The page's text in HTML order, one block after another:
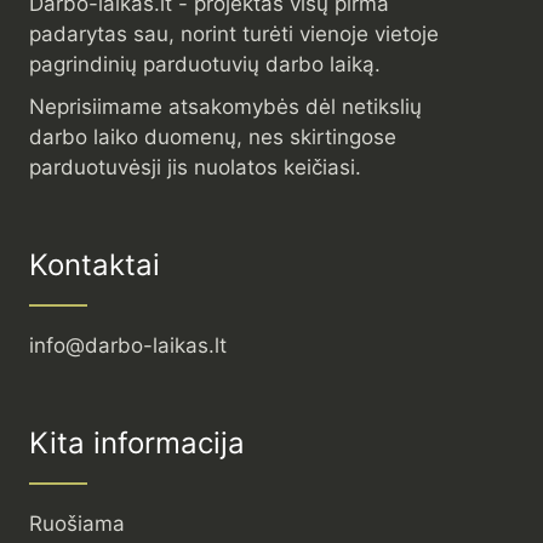
padarytas sau, norint turėti vienoje vietoje
pagrindinių parduotuvių darbo laiką.
Neprisiimame atsakomybės dėl netikslių
darbo laiko duomenų, nes skirtingose
parduotuvėsji jis nuolatos keičiasi.
Kontaktai
info@darbo-laikas.lt
Kita informacija
Ruošiama